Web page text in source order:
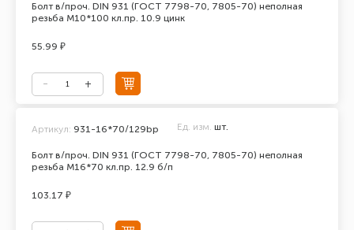
Болт в/проч. DIN 931 (ГОСТ 7798-70, 7805-70) неполная
резьба М10*100 кл.пр. 10.9 цинк
55.99 ₽
Болт в/проч. DIN 931 (ГОСТ 7798-70, 7805-70) неполная
резьба М16*70 кл.пр. 12.9 б/п
Артикул: 931-16*70/129bp Ед. изм. шт.
103.17 ₽